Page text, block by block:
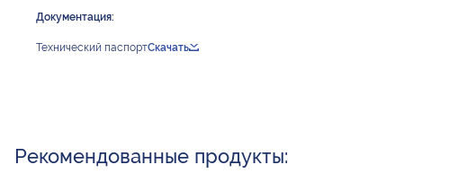
Документация:
Технический паспортСкачать
Рекомендованные продукты: